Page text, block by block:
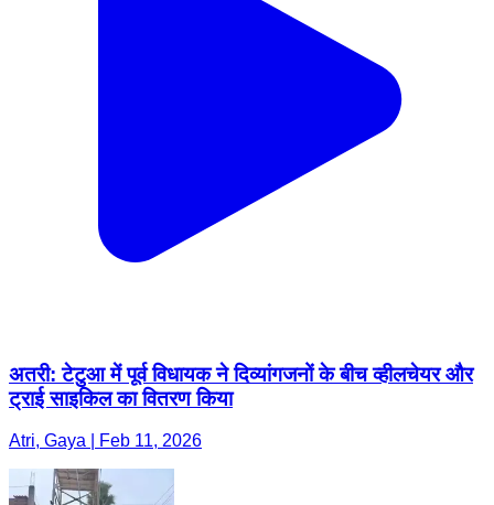
अतरी: टेटुआ में पूर्व विधायक ने दिव्यांगजनों के बीच व्हीलचेयर और
ट्राई साइकिल का वितरण किया
Atri, Gaya | Feb 11, 2026